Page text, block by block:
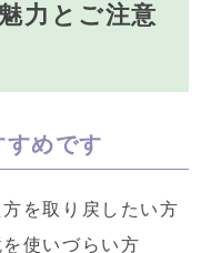
力とご注意
すめです
を取り戻したい方
使いづらい方